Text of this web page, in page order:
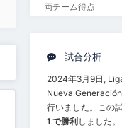
両チーム得点
試合分析
2024年3月9日,
Nueva
行いました。この試
1 で勝利 しました。